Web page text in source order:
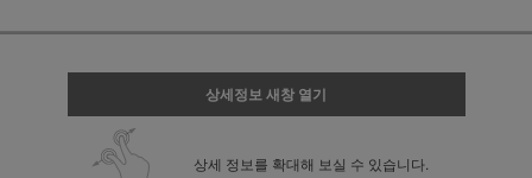
상세정보 새창 열기
상세 정보를 확대해 보실 수 있습니다.